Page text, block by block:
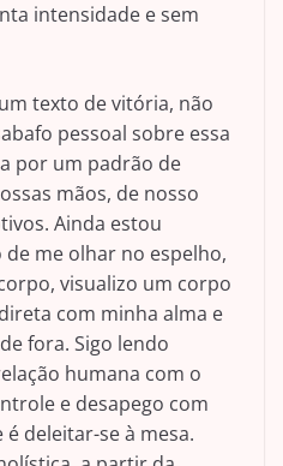
intensidade e sem
texto de vitória, não
pessoal sobre essa
por um padrão de
mãos, de nosso
Ainda estou
me olhar no espelho,
visualizo um corpo
com minha alma e
fora. Sigo lendo
humana com o
e desapego com
deleitar-se à mesa.